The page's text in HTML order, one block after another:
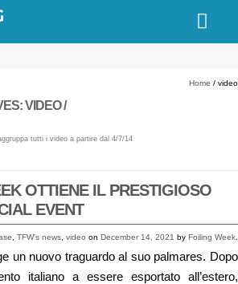
Home / video
VIDEO /
tutti i video a partire dal 4/7/14
OTTIENE IL PRESTIGIOSO
EVENT
TFW's news video on December 14, 2021 by Foiling Week
un nuovo traguardo al suo palmares. Dopo
italiano a essere esportato all’estero,